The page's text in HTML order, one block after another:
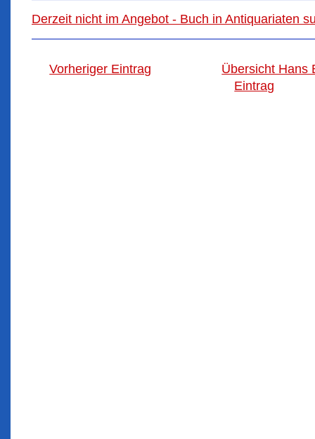
Derzeit nicht im Angebot - Buch in Antiquariaten
Vorheriger Eintrag
Übersicht Hans
Eintrag